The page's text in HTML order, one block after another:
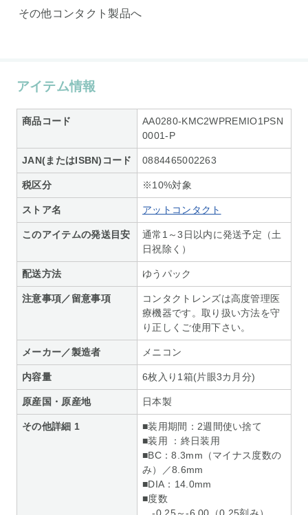
その他コンタクト製品へ
アイテム情報
商品コード
AA0280-KMC2WPREMIO1PSN
0001-P
JAN(またはISBN)コード 0884465002263
税区分 ※10%対象
ストア名 アットコンタクト
このアイテムの発送目安
通常1～3日以内に発送予定（土
日祝除く）
配送方法 ゆうパック
注意事項／留意事項
コンタクトレンズは高度管理医
療機器です。取り扱い方法を守
り正しくご使用下さい。
メーカー／製造者 メニコン
内容量 6枚入り1箱(片眼3カ月分)
原産国・原産地 日本製
その他詳細 1
■装用期間：2週間使い捨て
■装用 ：終日装用
■BC：8.3mm（マイナス度数の
み）／8.6mm
■DIA：14.0mm
■度数
-0.25～-6.00（0.25刻み）